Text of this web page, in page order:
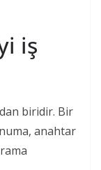
iş
biridir. Bir
anahtar